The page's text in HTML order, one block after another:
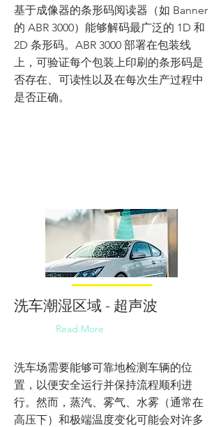
基于成像器的条形码阅读器（如 Banner
的 ABR 3000）能够解码最广泛的 1D 和
2D 条形码。ABR 3000 部署在包装线
上，可验证每个包装上印刷的条形码是
否存在、可读性以及在每次生产过程中
是否正确。
洗车潮湿区域 - 超声波
Read More
洗车场需要能够可靠地检测车辆的位
置，以便安全运行并保持流程顺利进
行。然而，蒸汽、雾气、水雾（通常在
高压下）和极端温度变化可能会对许多